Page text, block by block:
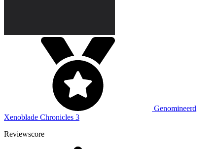
Genomineerd
Xenoblade Chronicles 3
Reviewscore